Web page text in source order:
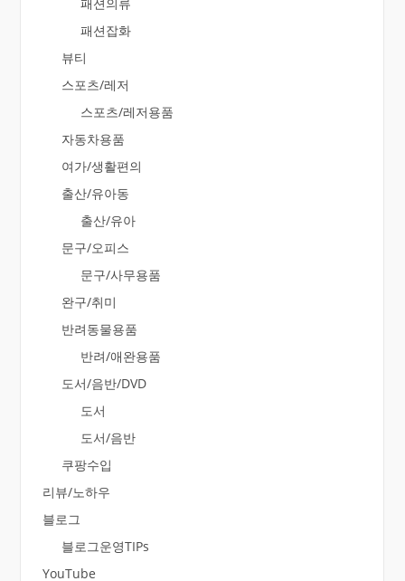
패션의류
패션잡화
뷰티
스포츠/레저
스포츠/레저용품
자동차용품
여가/생활편의
출산/유아동
출산/유아
문구/오피스
문구/사무용품
완구/취미
반려동물용품
반려/애완용품
도서/음반/DVD
도서
도서/음반
쿠팡수입
리뷰/노하우
블로그
블로그운영TIPs
YouTube